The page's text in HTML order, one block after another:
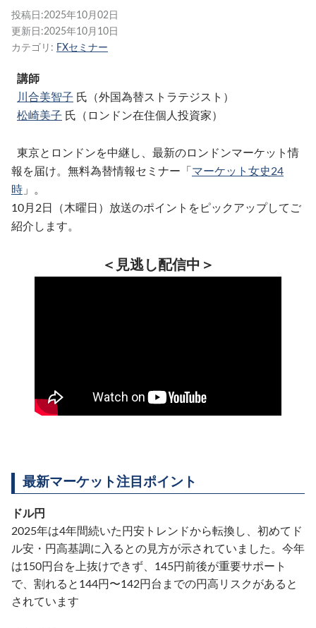
投稿日:2025年10月02日
更新日:2025年10月10日
カテゴリ: FXセミナー
講師
川合美智子 氏（外国為替ストラテジスト）
松崎美子 氏（ロンドン在住個人投資家）
東京とロンドンを中継し、最新のロンドンマーケット情
報を届け。無料為替情報セミナー「 マーケット女史24
時 」。
10月2日（木曜日）放送のポイントをピックアップしてご
紹介します。
＜見逃し配信中＞
最新マーケット注目ポイント
ドル円
2025年は4年間続いた円安トレンドから転換し、初めてド
ル安・円高基調に入るとの見方が示されていました。今年
は150円台を上抜けできず、145円前後が重要サポート
で、割れると144円〜142円台までの円高リスクがあると
されています